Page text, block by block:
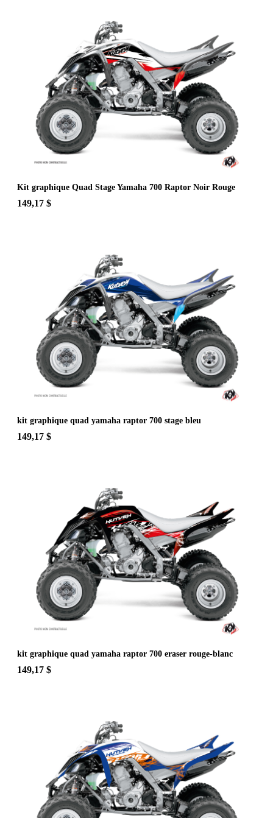
Kit graphique Quad Stage Yamaha 700 Raptor Noir Rouge
149,17 $
kit graphique quad yamaha raptor 700 stage bleu
149,17 $
kit graphique quad yamaha raptor 700 eraser rouge-blanc
149,17 $